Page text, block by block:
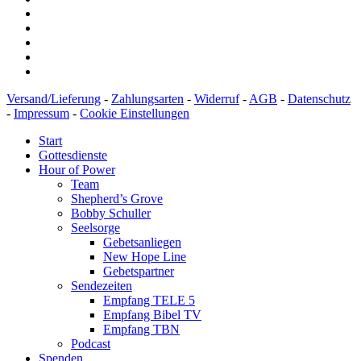
Versand/Lieferung - Zahlungsarten - Widerruf- AGB - Datenschutz
- Impressum - Cookie Einstellungen
Start
Gottesdienste
Hour of Power
Team
Shepherd’s Grove
Bobby Schuller
Seelsorge
Gebetsanliegen
New Hope Line
Gebetspartner
Sendezeiten
Empfang TELE 5
Empfang Bibel TV
Empfang TBN
Podcast
Spenden